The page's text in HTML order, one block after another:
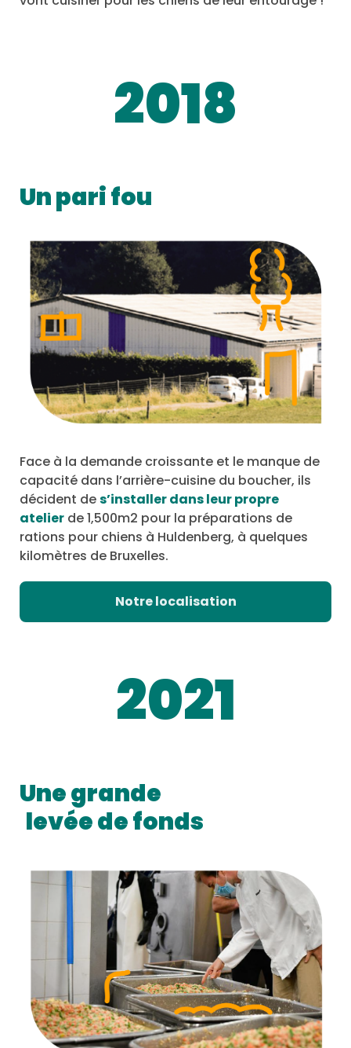
2018
Un pari fou
Face à la demande croissante et le manque de
capacité dans l’arrière-cuisine du boucher, ils
décident des’installer dans leur propre
atelier de 1,500m2 pour la préparations de
rations pour chiens à Huldenberg, à quelques
kilomètres de Bruxelles.
Notre localisation
2021
Une grande
levée de fonds